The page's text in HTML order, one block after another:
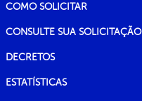
COMO SOLICITAR
CONSULTE SUA SOLICITAÇÃO
DECRETOS
ESTATÍSTICAS